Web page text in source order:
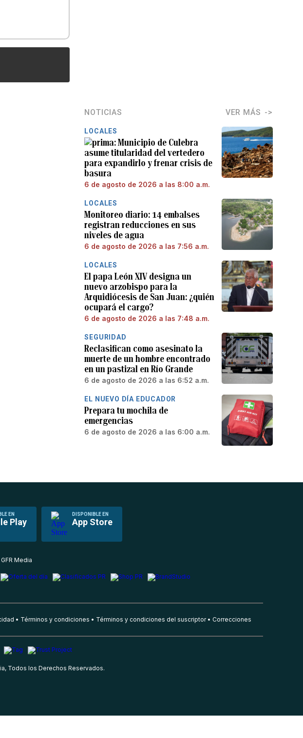
NOTICIAS VER MÁS
LOCALES
Municipio de Culebra
asume titularidad del vertedero
para expandirlo y frenar crisis de
basura
6 de agosto de 2026 a las 8:00 a.m.
LOCALES
Monitoreo diario: 14 embalses
registran reducciones en sus
niveles de agua
6 de agosto de 2026 a las 7:56 a.m.
LOCALES
El papa León XIV designa un
nuevo arzobispo para la
Arquidiócesis de San Juan: ¿quién
ocupará el cargo?
6 de agosto de 2026 a las 7:48 a.m.
SEGURIDAD
Reclasifican como asesinato la
muerte de un hombre encontrado
en un pastizal en Río Grande
6 de agosto de 2026 a las 6:52 a.m.
EL NUEVO DÍA EDUCADOR
Prepara tu mochila de
emergencias
6 de agosto de 2026 a las 6:00 a.m.
EN
Play
DISPONIBLE EN
App Store
Media
Términos y condiciones Términos y condiciones del suscriptor Correcciones
Todos los Derechos Reservados.